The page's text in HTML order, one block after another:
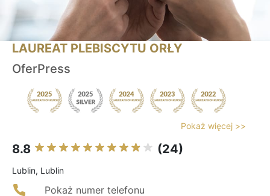
LAUREAT PLEBISCYTU ORŁY
OferPress
Pokaż więcej >>
8.8 (24)
Lublin, Lublin
Pokaż numer telefonu